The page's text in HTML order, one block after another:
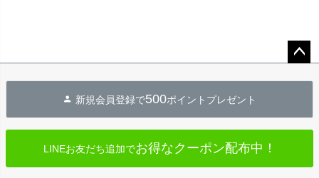
へ
新規会員登録で500ポイントプレゼント
LINEお友だち追加でお得なクーポン配布中！